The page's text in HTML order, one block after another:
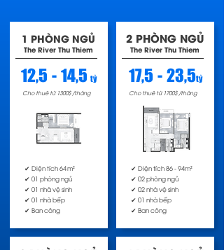
1 PHÒNG NGỦ
The River Thu Thiem
12,5 - 14,5 tỷ
Cho thuê từ 1300$ /tháng
✔ Diện tích 64 m²
✔ 01 phòng ngủ
✔ 01 nhà vệ sinh
✔ 01 nhà bếp
✔ Ban công
2 PHÒNG NGỦ
The River Thu Thiem
17,5 - 23,5tỷ
Cho thuê từ 1700$ /tháng
✔ Diện tích 86 - 94m²
✔ 02 phòng ngủ
✔ 02 nhà vệ sinh
✔ 01 nhà bếp
✔ Ban công